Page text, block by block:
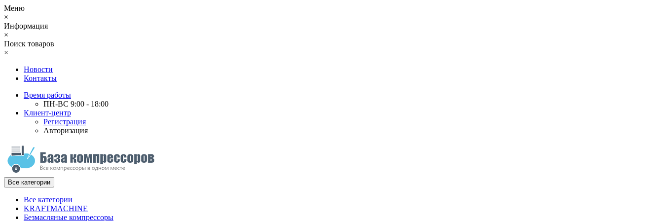
Меню
×
Информация
×
Поиск товаров
×
Новости
Контакты
Время работы
ПН-ВС 9:00 - 18:00
Клиент-центр
Регистрация
Авторизация
Все категории
Все категории
KRAFTMACHINE
Безмасляные компрессоры